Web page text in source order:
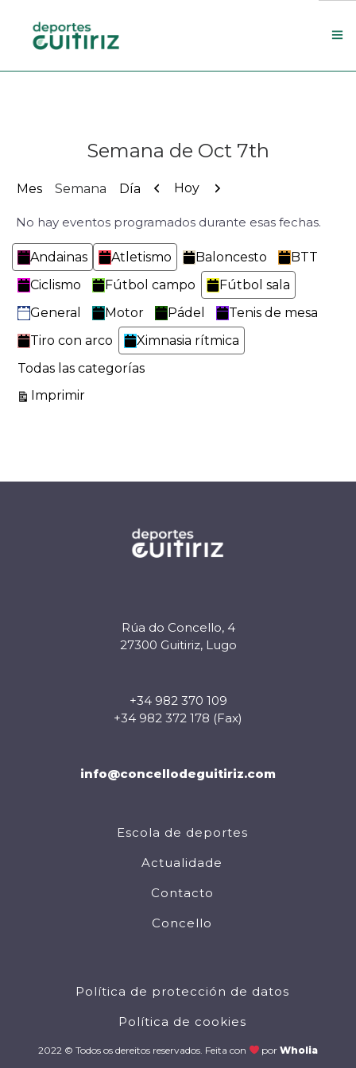
Search Site
Semana de Oct 7th
Mes Semana Día Anterior
Hoy Siguiente
No hay eventos programados durante esas fechas.
Categorías
Andainas Atletismo Baloncesto
BTT
Ciclismo
Fútbol campo
Fútbol sala
General
Motor Pádel
Tenis de mesa
Tiro con arco
Ximnasia rítmica
Todas las categorías
ImprimirVistas
Rúa do Concello, 4
27300 Guitiriz, Lugo
+34 982 370 109
+34 982 372 178 (Fax)
info@concellodeguitiriz.com
Escola de deportes
Actualidade
Contacto
Concello
Política de protección de datos
Política de cookies
2022 © Todos os dereitos reservados. Feita con porWholia